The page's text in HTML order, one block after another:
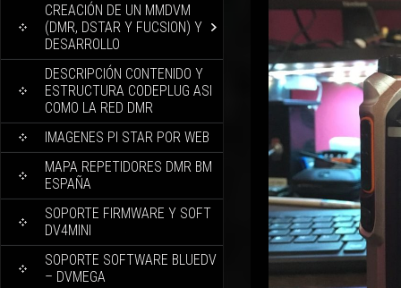
CREACIÓN DE UN MMDVM
(DMR, DSTAR Y FUCSION) Y
DESARROLLO
DESCRIPCIÓN CONTENIDO Y
ESTRUCTURA CODEPLUG ASI
COMO LA RED DMR
IMAGENES PI STAR POR WEB
MAPA REPETIDORES DMR BM
ESPAÑA
SOPORTE FIRMWARE Y SOFT
DV4MINI
SOPORTE SOFTWARE BLUEDV
– DVMEGA